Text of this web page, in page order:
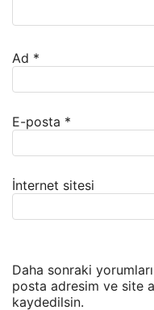
Ad *
E-posta *
İnternet sitesi
Daha sonraki
posta adresim ve site
kaydedilsin.